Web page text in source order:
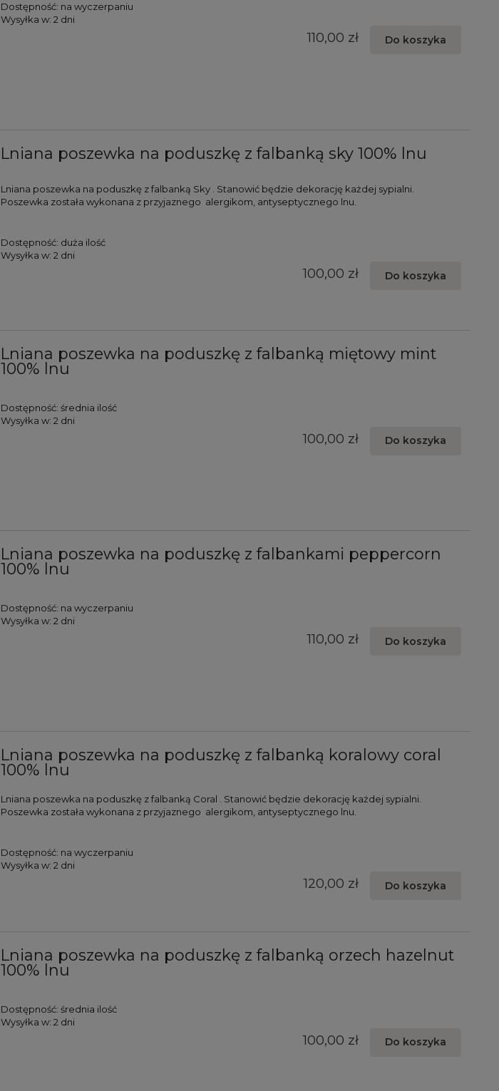
Dostępność: na wyczerpaniu
Wysyłka w: 2 dni
110,00 zł Do koszyka
Lniana poszewka na poduszkę z falbanką sky 100% lnu
Lniana poszewka na poduszkę z falbanką Sky . Stanowić będzie dekorację każdej sypialni.
Poszewka została wykonana z przyjaznego alergikom, antyseptycznego lnu.
Dostępność: duża ilość
Wysyłka w: 2 dni
100,00 zł Do koszyka
Lniana poszewka na poduszkę z falbanką miętowy mint
100% lnu
Dostępność: średnia ilość
Wysyłka w: 2 dni
100,00 zł Do koszyka
Lniana poszewka na poduszkę z falbankami peppercorn
100% lnu
Dostępność: na wyczerpaniu
Wysyłka w: 2 dni
110,00 zł Do koszyka
Lniana poszewka na poduszkę z falbanką koralowy coral
100% lnu
Lniana poszewka na poduszkę z falbanką Coral . Stanowić będzie dekorację każdej sypialni.
Poszewka została wykonana z przyjaznego alergikom, antyseptycznego lnu.
Dostępność: na wyczerpaniu
Wysyłka w: 2 dni
120,00 zł Do koszyka
Lniana poszewka na poduszkę z falbanką orzech hazelnut
100% lnu
Dostępność: średnia ilość
Wysyłka w: 2 dni
100,00 zł Do koszyka